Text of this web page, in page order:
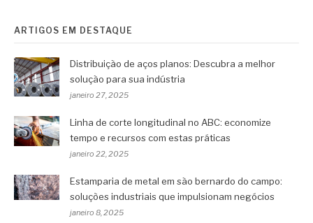
ARTIGOS EM DESTAQUE
Distribuição de aços planos: Descubra a melhor
solução para sua indústria
janeiro 27, 2025
Linha de corte longitudinal no ABC: economize
tempo e recursos com estas práticas
janeiro 22, 2025
Estamparia de metal em são bernardo do campo:
soluções industriais que impulsionam negócios
janeiro 8, 2025